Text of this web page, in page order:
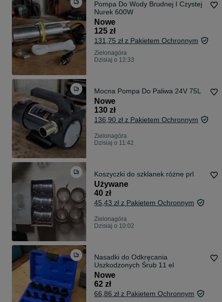
Pompa Do Wody Brudnej I Czystej
Nurek 600W
Nowe
125 zł
131,75 zł z Pakietem Ochronnym
Zielonagóra
Dzisiaj o 12:33
Mocna Pompa Do Paliwa 24V 75L
Nowe
130 zł
136,90 zł z Pakietem Ochronnym
Zielonagóra
Dzisiaj o 11:42
Koszyczki do szklanek różne prl
Używane
40 zł
45,43 zł z Pakietem Ochronnym
Zielonagóra
Dzisiaj o 10:02
Nasadki do Odkręcania
Uszkodzonych Śrub 11 el
Nowe
62 zł
66,86 zł z Pakietem Ochronnym